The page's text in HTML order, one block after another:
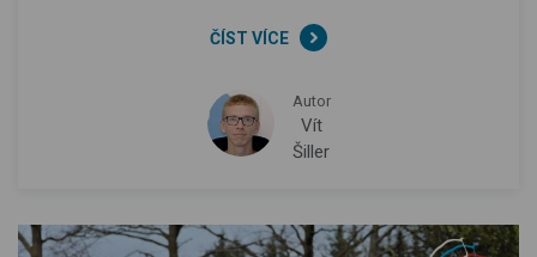
ČÍST VÍCE
Autor
Vít
Šiller